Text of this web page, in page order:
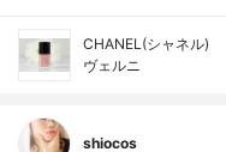
CHANEL(シャネル)
ヴェルニ
shiocos